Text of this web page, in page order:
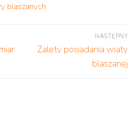
blaszanych
NASTĘPNY
Następny
Zalety posiadania wiaty
blaszanej